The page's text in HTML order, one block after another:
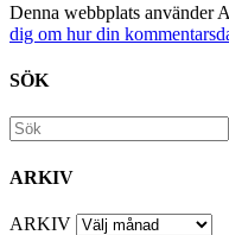
Denna webbplats använder
dig om hur din
SÖK
ARKIV
ARKIV